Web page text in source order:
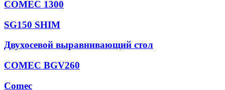
COMEC 1300
SG150 SHIM
Двухосевой выравнивающий стол
COMEC BGV260
Comec